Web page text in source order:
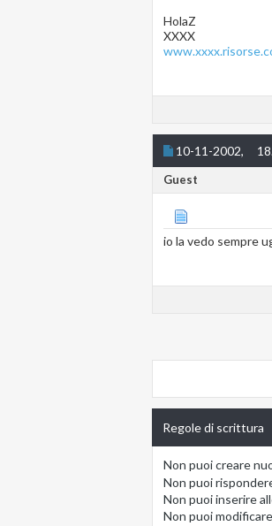
HolaZ
XXXX
10-11-2002,
Guest
io la vedo sempre
Regole di scrittura
Non puoicreare
Non puoi
Non puoiinserire
Non puoi